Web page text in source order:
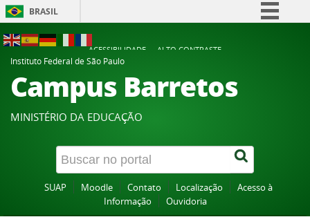
BRASIL
Participe
Acesso à informação
Canais
ACESSIBILIDADE
ALTO CONTRASTE
Instituto Federal de São Paulo
Campus Barretos
MINISTÉRIO DA EDUCAÇÃO
SUAP Moodle Contato Localização
Acesso à
Informação
Ouvidoria